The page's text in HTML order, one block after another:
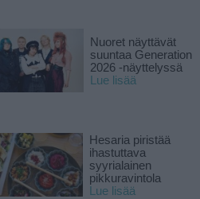
Nuoret näyttävät
suuntaa Generation
2026 -näyttelyssä
Lue lisää
Hesaria piristää
ihastuttava
syyrialainen
pikkuravintola
Lue lisää